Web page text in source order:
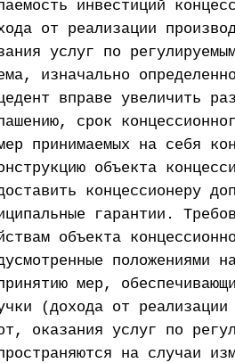
инвестиций
от реализации
услуг по
изначально
вправе увеличить
срок
принимаемых на себя
объекта
концессионеру
гарантии.
объекта
положениями
мер,
(дохода от
оказания услуг по
на случаи